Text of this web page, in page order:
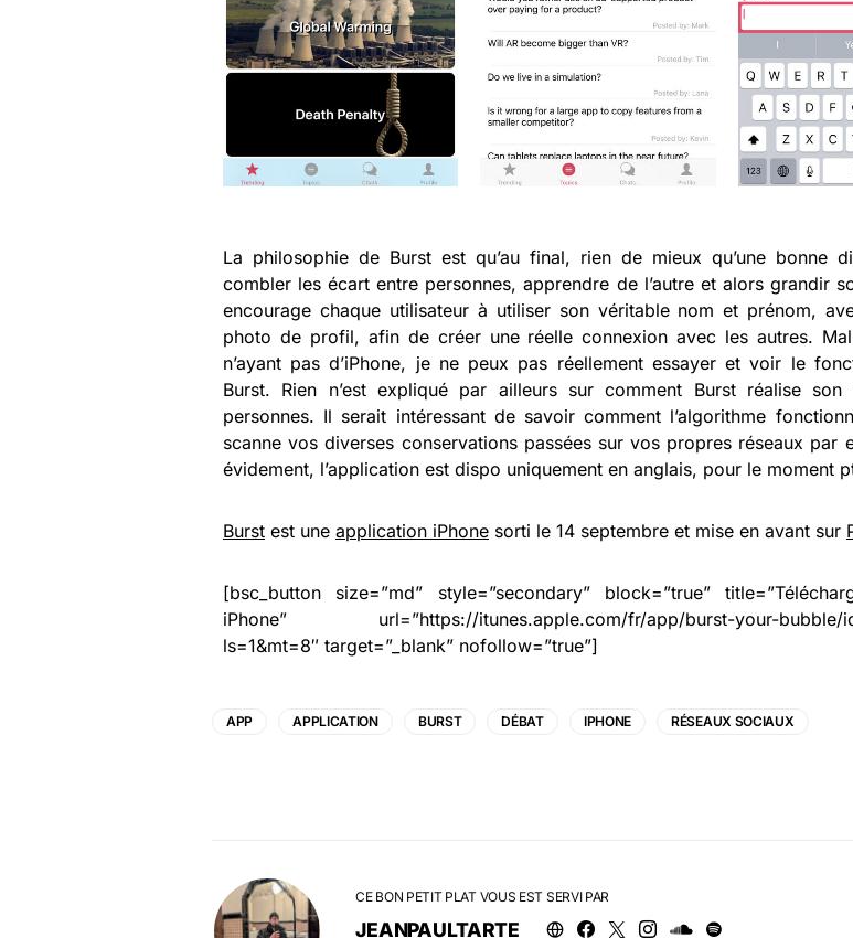
La philosophie de Burst est qu’au final, rien de mieux qu’une bonne
combler les écart entre personnes, apprendre de l’autre et alors grandir
encourage chaque utilisateur à utiliser son véritable nom et prénom,
photo de profil, afin de créer une réelle connexion avec les autres.
n’ayant pas d’iPhone, je ne peux pas réellement essayer et voir le
Burst. Rien n’est expliqué par ailleurs sur comment Burst réalise son
personnes. Il serait intéressant de savoir comment l’algorithme
scanne vos diverses conservations passées sur vos propres réseaux par
évidement, l’application est dispo uniquement en anglais, pour le moment
Burst est une application iPhone sorti le 14 septembre et mise en avant sur
[bsc_button size=”md” style=”secondary” block=”true”
iPhone” url=”https://itunes.apple.com/fr/app/burst-your-bubble/
ls=1&mt=8″ target=”_blank” nofollow=”true”]
APP APPLICATION BURST DÉBAT IPHONE RÉSEAUX SOCIAUX
CE BON PETIT PLAT VOUS EST SERVI PAR
JEANPAULTARTE